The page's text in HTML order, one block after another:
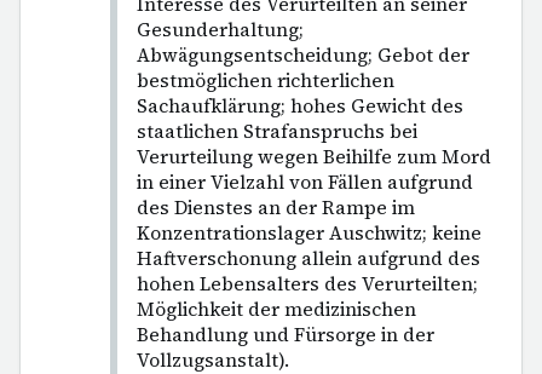
Gesunderhaltung;
Abwägungsentscheidung; Gebot der
bestmöglichen richterlichen
Sachaufklärung; hohes Gewicht des
staatlichen Strafanspruchs bei
Verurteilung wegen Beihilfe zum Mord
in einer Vielzahl von Fällen aufgrund
des Dienstes an der Rampe im
Konzentrationslager Auschwitz; keine
Haftverschonung allein aufgrund des
hohen Lebensalters des Verurteilten;
Möglichkeit der medizinischen
Behandlung und Fürsorge in der
Vollzugsanstalt).